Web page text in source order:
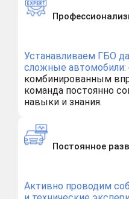
Устанавливаем ГБО
сложные автомобили:
комбинированным
команда постоянно
навыки и знания.
Постоянное
Активно проводим